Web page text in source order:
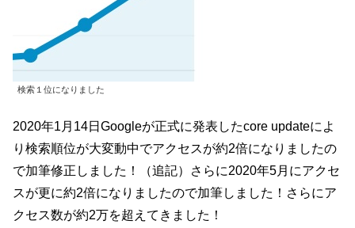
検索１位になりました
2020年1月14日Googleが正式に発表したcore updateによ
り検索順位が大変動中でアクセスが約2倍になりましたの
で加筆修正しました！（追記）さらに2020年5月にアクセ
スが更に約2倍になりましたので加筆しました！さらにア
クセス数が約2万を超えてきました！